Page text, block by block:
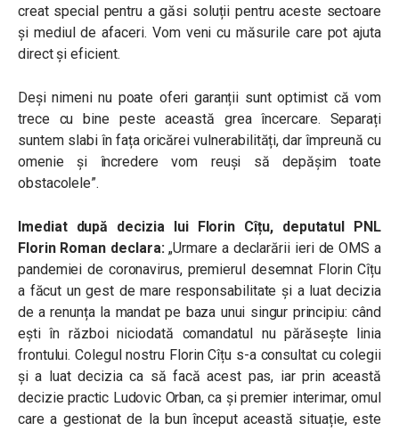
creat special pentru a găsi soluții pentru aceste sectoare
și mediul de afaceri. Vom veni cu măsurile care pot ajuta
direct și eficient.
Deși nimeni nu poate oferi garanții sunt optimist că vom
trece cu bine peste această grea încercare. Separați
suntem slabi în fața oricărei vulnerabilități, dar împreună cu
omenie și încredere vom reuși să depășim toate
obstacolele”.
Imediat după decizia lui Florin Cîțu, deputatul PNL
Florin Roman declara:„Urmare a declarării ieri de OMS a
pandemiei de coronavirus, premierul desemnat Florin Cîțu
a făcut un gest de mare responsabilitate și a luat decizia
de a renunța la mandat pe baza unui singur principiu: când
ești în război niciodată comandatul nu părăsește linia
frontului. Colegul nostru Florin Cîțu s-a consultat cu colegii
și a luat decizia ca să facă acest pas, iar prin această
decizie practic Ludovic Orban, ca și premier interimar, omul
care a gestionat de la bun început această situație, este